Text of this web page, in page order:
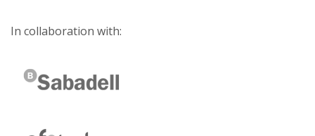
In collaboration with: